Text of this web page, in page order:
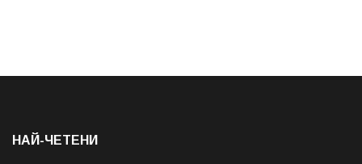
НАЙ-ЧЕТЕНИ